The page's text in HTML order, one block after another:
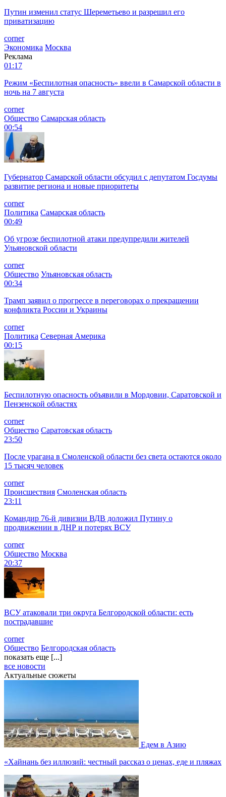
Путин изменил статус Шереметьево и разрешил его
приватизацию
corner
Экономика Москва
Реклама
01:17
Режим «Беспилотная опасность» ввели в Самарской области в
ночь на 7 августа
corner
Общество Самарская область
00:54
Губернатор Самарской области обсудил с депутатом Госдумы
развитие региона и новые приоритеты
corner
Политика Самарская область
00:49
Об угрозе беспилотной атаки предупредили жителей
Ульяновской области
corner
Общество Ульяновская область
00:34
Трамп заявил о прогрессе в переговорах о прекращении
конфликта России и Украины
corner
Политика Северная Америка
00:15
Беспилотную опасность объявили в Мордовии, Саратовской и
Пензенской областях
corner
Общество Саратовская область
23:50
После урагана в Смоленской области без света остаются около
15 тысяч человек
corner
Происшествия Смоленская область
23:11
Командир 76-й дивизии ВДВ доложил Путину о
продвижении в ДНР и потерях ВСУ
corner
Общество Москва
20:37
ВСУ атаковали три округа Белгородской области: есть
пострадавшие
corner
Общество Белгородская область
показать еще [...]
все новости
Актуальные сюжеты
Едем в Азию
«Хайнань без иллюзий: честный рассказ о ценах, еде и пляжах